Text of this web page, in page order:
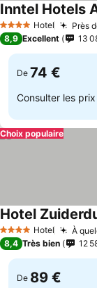
4 Étoiles Hotel Près
Inntel Hotels
8,9 Excellent 13
De 74 €
Consulter les
Choix populaire
4 Étoiles Hotel À
Hotel
8,4 Très bien 12
De 89 €